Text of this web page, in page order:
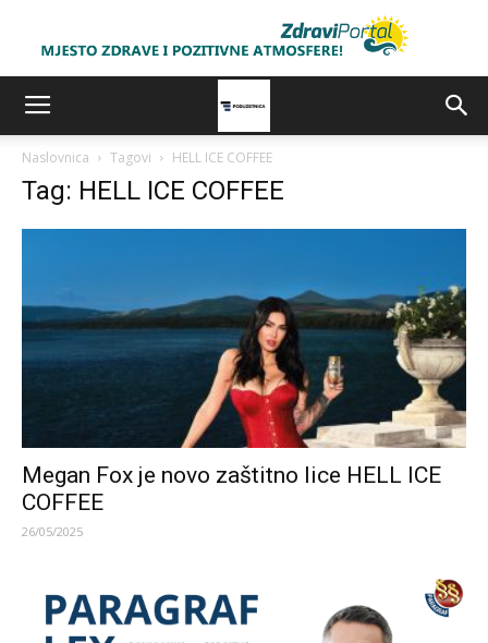
Naslovnica Tagovi HELL ICE COFFEE
Tag: HELL ICE COFFEE
Megan Fox je novo zaštitno lice HELL ICE
COFFEE
26/05/2025